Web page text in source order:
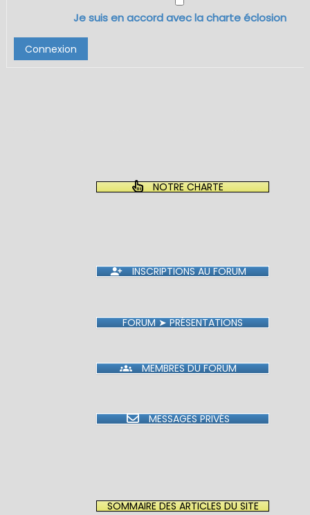
Je suis en accord avec la charte éclosion
Connexion
NOTRE CHARTE
INSCRIPTIONS AU FORUM
FORUM ➤ PRÉSENTATIONS
MEMBRES DU FORUM
MESSAGES PRIVÉS
SOMMAIRE DES ARTICLES DU SITE